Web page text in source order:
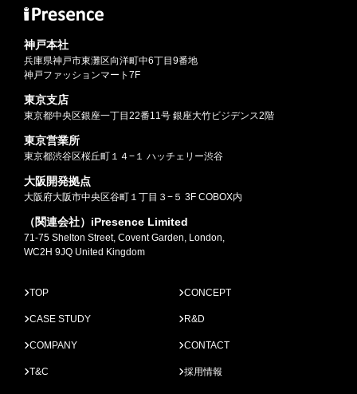
神戸本社
兵庫県神戸市東灘区向洋町中6丁目9番地
神戸ファッションマート7F
東京支店
東京都中央区銀座一丁目22番11号 銀座大竹ビジデンス2階
東京営業所
東京都渋谷区桜丘町１４−１ ハッチェリー渋谷
大阪開発拠点
大阪府大阪市中央区谷町１丁目３−５ 3F COBOX内
（関連会社）iPresence Limited
71-75 Shelton Street, Covent Garden, London,
WC2H 9JQ United Kingdom
TOP CONCEPT
CASE STUDY R&D
COMPANY CONTACT
T&C 採用情報